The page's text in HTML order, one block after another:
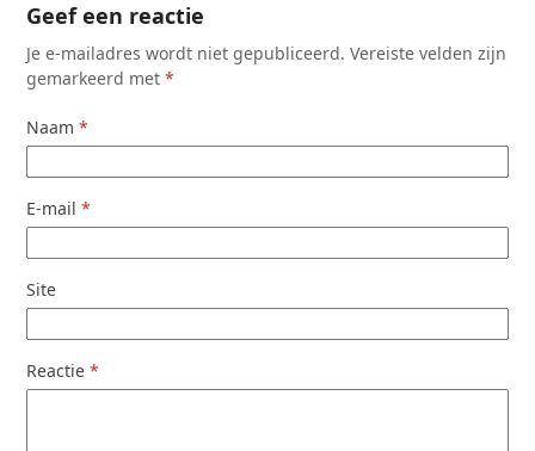
Geef een reactie
Je e-mailadres wordt niet gepubliceerd. Vereiste velden zijn
gemarkeerd met*
Naam*
E-mail*
Site
Reactie*